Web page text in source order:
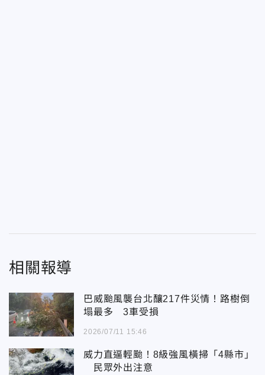
相關報導
巴威颱風襲台北釀217件災情！路樹倒
塌最多 3車受損
2026/07/11 15:46
威力直逼輕颱！8級強風橫掃「4縣市」
民眾外出注意